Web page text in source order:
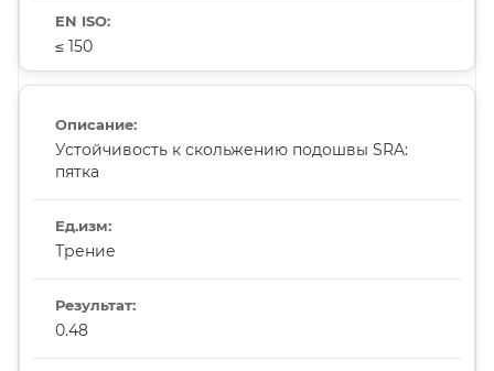
≤ 150
Устойчивость к скольжению подошвы SRA:
пятка
Трение
0.48